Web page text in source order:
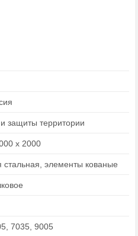
защиты территории
х 2000
элементы кованые
7035, 9005